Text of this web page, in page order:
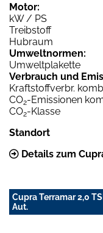
Motor:
kW / PS
Treibstoff
Hubraum
Umweltnormen:
Umweltplakette
Verbrauch und
Kraftstoffverbr.
CO2-Emissionen
CO2-Klasse
Standort
Details zum
Cupra Terramar 2,0
Aut.